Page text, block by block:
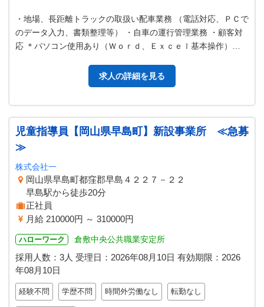
・地場、長距離トラックの取扱い配車業務 （電話対応、ＰＣで
のデータ入力、書類整理等） ・自車の運行管理業務 ・顧客対
応 ＊パソコン使用あり（Ｗｏｒｄ、Ｅｘｃｅｌ基本操作）
求人の詳細を見る
児童指導員【岡山県早島町】新設事業所 ≪急募
≫
株式会社一
岡山県早島町都窪郡早島４２２７－２２
早島駅から徒歩20分
正社員
月給 210000円 ～ 310000円
ハローワーク 倉敷中央公共職業安定所
採用人数：3人 受理日： 2026年08月10日 有効期限： 2026
年08月10日
経験不問 学歴不問 時間外労働なし 転勤なし